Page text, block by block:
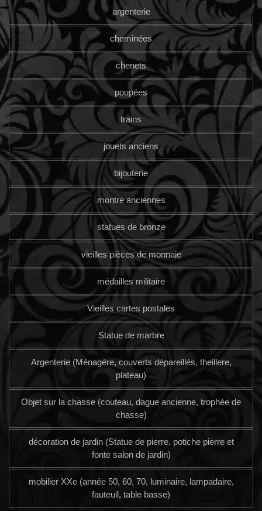
argenterie
cheminées
chenets
poupées
trains
jouets anciens
bijouterie
montre anciennes
statues de bronze
vieilles pièces de monnaie
médailles militaire
Vieilles cartes postales
Statue de marbre
Argenterie (Ménagère, couverts dépareillés, theillere,
plateau)
Objet sur la chasse (couteau, dague ancienne, trophée de
chasse)
décoration de jardin (Statue de pierre, potiche pierre et
fonte salon de jardin)
mobilier XXe (année 50, 60, 70, luminaire, lampadaire,
fauteuil, table basse)